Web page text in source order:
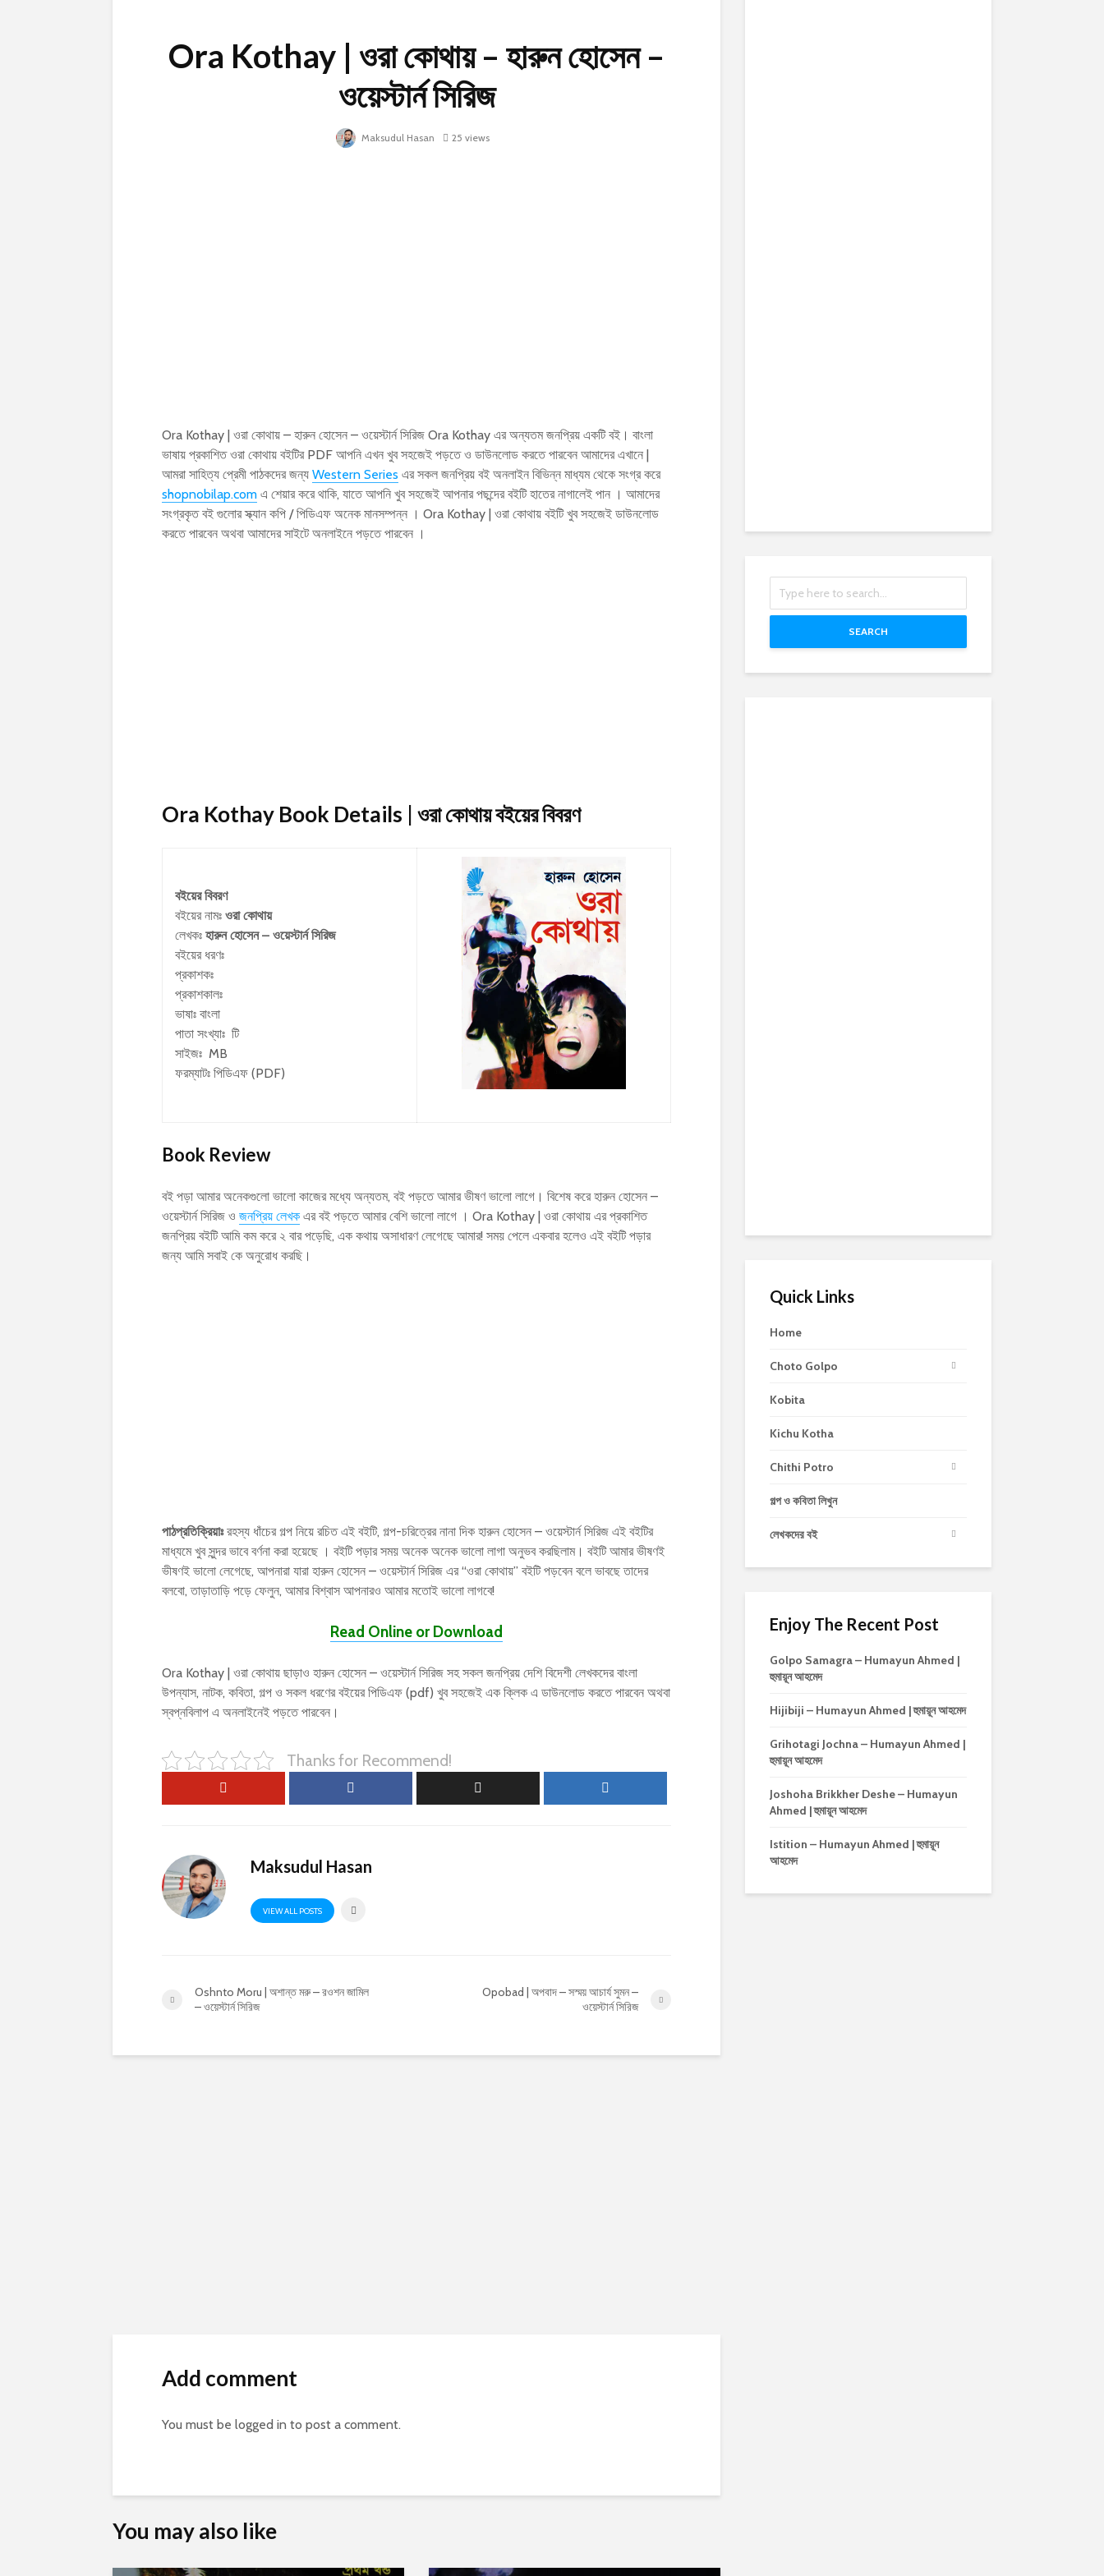
Ora Kothay | ওরা কোথায় – হারুন হোসেন –
ওয়েস্টার্ন সিরিজ
Maksudul Hasan 25 views
Ora Kothay | ওরা কোথায় – হারুন হোসেন – ওয়েস্টার্ন সিরিজ Ora Kothay এর অন্যতম জনপ্রিয় একটি বই। বাংলা
ভাষায় প্রকাশিত ওরা কোথায় বইটির PDF আপনি এখন খুব সহজেই পড়তে ও ডাউনলোড করতে পারবেন আমাদের এখানে |
আমরা সাহিত্য প্রেমী পাঠকদের জন্য Western Series এর সকল জনপ্রিয় বই অনলাইন বিভিন্ন মাধ্যম থেকে সংগ্র করে
shopnobilap.com এ শেয়ার করে থাকি, যাতে আপনি খুব সহজেই আপনার পছন্দের বইটি হাতের নাগালেই পান । আমাদের
সংগ্রকৃত বই গুলোর স্ক্যান কপি / পিডিএফ অনেক মানসম্পন্ন । Ora Kothay | ওরা কোথায় বইটি খুব সহজেই ডাউনলোড
করতে পারবেন অথবা আমাদের সাইটে অনলাইনে পড়তে পারবেন ।
Ora Kothay Book Details | ওরা কোথায়বইয়ের বিবরণ
বইয়ের বিবরণ
বইয়ের নামঃ ওরা কোথায়
লেখকঃ হারুন হোসেন – ওয়েস্টার্ন সিরিজ
বইয়ের ধরণঃ
প্রকাশকঃ
প্রকাশকালঃ
ভাষাঃ বাংলা
পাতা সংখ্যাঃ টি
সাইজঃ MB
ফরম্যাটঃ পিডিএফ (PDF)
Book Review
বই পড়া আমার অনেকগুলো ভালো কাজের মধ্যে অন্যতম, বই পড়তে আমার ভীষণ ভালো লাগে। বিশেষ করে হারুন হোসেন –
ওয়েস্টার্ন সিরিজ ও জনপ্রিয় লেখক এর বই পড়তে আমার বেশি ভালো লাগে । Ora Kothay | ওরা কোথায় এর প্রকাশিত
জনপ্রিয় বইটি আমি কম করে ২ বার পড়েছি, এক কথায় অসাধারণ লেগেছে আমার! সময় পেলে একবার হলেও এই বইটি পড়ার
জন্য আমি সবাই কে অনুরোধ করছি।
পাঠপ্রতিক্রিয়াঃরহস্য ধাঁচের গল্প নিয়ে রচিত এই বইটি, গল্প-চরিত্রের নানা দিক হারুন হোসেন – ওয়েস্টার্ন সিরিজ এই বইটির
মাধ্যমে খুব সুন্দর ভাবে বর্ণনা করা হয়েছে । বইটি পড়ার সময় অনেক অনেক ভালো লাগা অনুভব করছিলাম। বইটি আমার ভীষণই
ভীষণই ভালো লেগেছে, আপনারা যারা হারুন হোসেন – ওয়েস্টার্ন সিরিজ এর “ওরা কোথায়” বইটি পড়বেন বলে ভাবছে তাদের
বলবো, তাড়াতাড়ি পড়ে ফেলুন, আমার বিশ্বাস আপনারও আমার মতোই ভালো লাগবে!
Read Online or Download
Ora Kothay | ওরা কোথায় ছাড়াও হারুন হোসেন – ওয়েস্টার্ন সিরিজ সহ সকল জনপ্রিয় দেশি বিদেশী লেখকদের বাংলা
উপন্যাস, নাটক, কবিতা, গল্প ও সকল ধরণের বইয়ের পিডিএফ (pdf) খুব সহজেই এক ক্লিক এ ডাউনলোড করতে পারবেন অথবা
স্বপ্নবিলাপ এ অনলাইনেই পড়তে পারবেন।
Thanks for Recommend!
Maksudul Hasan
VIEW ALL POSTS
Oshnto Moru | অশান্ত মরু – রওশন জামিল
– ওয়েস্টার্ন সিরিজ
Opobad | অপবাদ – সস্ময় আচার্য সুমন –
ওয়েস্টার্ন সিরিজ
Add comment
You must be logged in to post a comment.
You may also like
SEARCH
Quick Links
Home
Choto Golpo
Kobita
Kichu Kotha
Chithi Potro
গল্প ও কবিতা লিখুন
লেখকদের বই
Enjoy The Recent Post
Golpo Samagra – Humayun Ahmed |
হুমায়ূন আহমেদ
Hijibiji – Humayun Ahmed | হুমায়ূন আহমেদ
Grihotagi Jochna – Humayun Ahmed |
হুমায়ূন আহমেদ
Joshoha Brikkher Deshe – Humayun
Ahmed | হুমায়ূন আহমেদ
Istition – Humayun Ahmed | হুমায়ূন
আহমেদ